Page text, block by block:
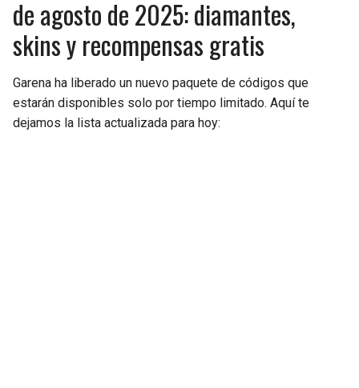
PACKERS
VIKINGS
FALCONS
TIMBERWOLVES
THUNDER
TRAIL BLAZERS
de agosto de 2025: diamantes,
skins y recompensas gratis
Garena ha liberado un nuevo paquete de códigos que
estarán disponibles solo por tiempo limitado. Aquí te
dejamos la lista actualizada para hoy: